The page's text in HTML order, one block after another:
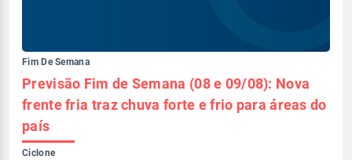
Fim De Semana
Previsão Fim de Semana (08 e 09/08): Nova
frente fria traz chuva forte e frio para áreas do
país
Ciclone